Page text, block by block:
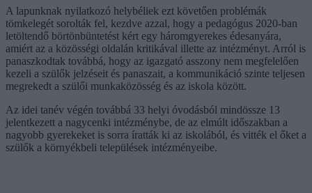
A lapunknak nyilatkozó helybéliek ezt követően problémák
tömkelegét sorolták fel, kezdve azzal, hogy a pedagógus 2020-ban
letöltendő börtönbüntetést kért egy háromgyerekes édesanyára,
amiért az a közösségi oldalán kritikával illette az intézményt. Arról is
panaszkodtak továbbá, hogy az igazgató asszony nem megfelelően
kezeli a szülők jelzéseit és panaszait, a kommunikáció szinte teljesen
megrekedt a szülői munkaközösség és az iskola között.
Az idei tanév végén továbbá 33 helyi óvodásból mindössze 13
jelentkezett a nagycenki intézménybe, de az elmúlt időszakban a
nagyobb gyerekeket is sorra íratták ki az iskolából, és vitték el őket a
szülők a környékbeli települések intézményeibe.